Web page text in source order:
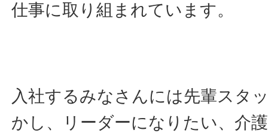
仕事に取り組まれています。
入社するみなさんには先輩スタ
かし、リーダーになりたい、介